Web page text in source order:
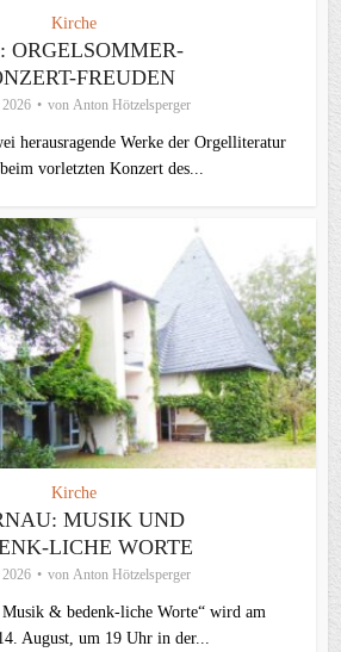
Kirche
ORGELSOMMER-
FREUDEN
von Anton Hötzelsperger
herausragende Werke der Orgelliteratur
vorletzten Konzert des...
Kirche
MUSIK UND
LICHE WORTE
von Anton Hötzelsperger
Musik & bedenk-liche Worte“ wird am
August, um 19 Uhr in der...